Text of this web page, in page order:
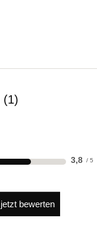
1
3,8
jetzt bewerten